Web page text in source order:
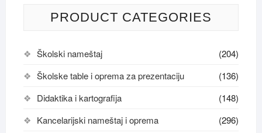
PRODUCT CATEGORIES
Školski nameštaj
(204)
Školske table i oprema za prezentaciju
(136)
Didaktika i kartografija
(148)
Kancelarijski nameštaj i oprema
(296)